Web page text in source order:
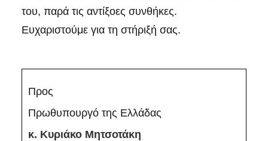
του, παρά τις αντίξοες συνθήκες.
Ευχαριστούμε για τη στήριξή σας.
Προς
Πρωθυπουργό της Ελλάδας
κ. Κυριάκο Μητσοτάκη